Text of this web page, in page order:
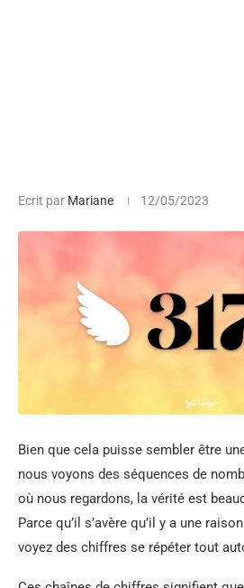
Ecrit par Mariane 12/05/2023
Bien que cela puisse sembler être
nous voyons des séquences de
où nous regardons, la vérité est
Parce qu’il s’avère qu’il y a une
voyez des chiffres se répéter tout